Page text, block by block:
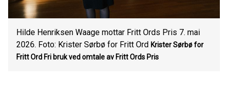
Hilde Henriksen Waage mottar Fritt Ords Pris 7. mai
2026. Foto: Krister Sørbø for Fritt Ord Krister Sørbø for
Fritt Ord Fri bruk ved omtale av Fritt Ords Pris